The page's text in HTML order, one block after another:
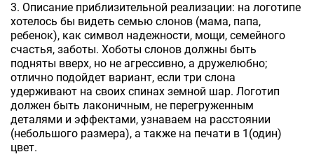
3. Описание приблизительной реализации: на логотипе
хотелось бы видеть семью слонов (мама, папа,
ребенок), как символ надежности, мощи, семейного
счастья, заботы. Хоботы слонов должны быть
подняты вверх, но не агрессивно, а дружелюбно;
отлично подойдет вариант, если три слона
удерживают на своих спинах земной шар. Логотип
должен быть лаконичным, не перегруженным
деталями и эффектами, узнаваем на расстоянии
(небольшого размера), а также на печати в 1(один)
цвет.